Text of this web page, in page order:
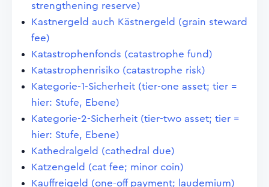
strengthening reserve)
Kastnergeld auch Kästnergeld (grain steward
fee)
Katastrophenfonds (catastrophe fund)
Katastrophenrisiko (catastrophe risk)
Kategorie-1-Sicherheit (tier-one asset; tier =
hier: Stufe, Ebene)
Kategorie-2-Sicherheit (tier-two asset; tier =
hier: Stufe, Ebene)
Kathedralgeld (cathedral due)
Katzengeld (cat fee; minor coin)
Kauffreigeld (one-off payment; laudemium)